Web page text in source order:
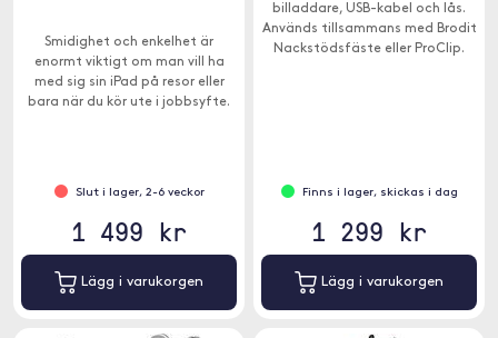
Smidighet och enkelhet är
enormt viktigt om man vill ha
med sig sin iPad på resor eller
bara när du kör ute i jobbsyfte.
Slut i lager, 2-6 veckor
1 499 kr
Lägg i varukorgen
billaddare, USB-kabel och lås.
Används tillsammans med Brodit
Nackstödsfäste eller ProClip.
Finns i lager, skickas i dag
1 299 kr
Lägg i varukorgen